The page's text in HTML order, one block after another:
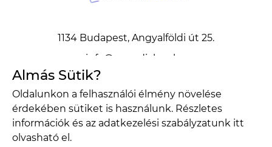
1134 Budapest, Angyalföldi út 25.
info@egyedialma.hu
1134 Budapest, Angyalföldi út 25.
info@egyedialma.hu
Almás Sütik?
Oldalunkon a felhasználói élmény növelése
érdekében sütiket is használunk. Részletes
információk és az adatkezelési szabályzatunk itt
olvasható el.